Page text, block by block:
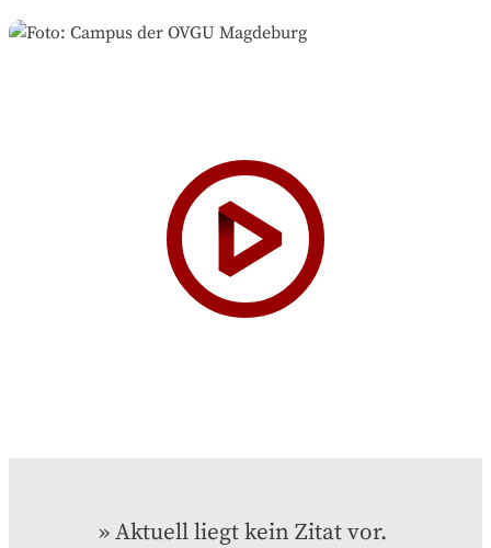
Aktuell liegt kein Zitat vor.